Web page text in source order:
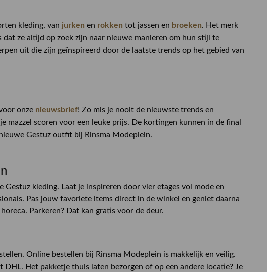
kleding, van jurken en rokken tot jassen en broeken. Het merk
dat ze altijd op zoek zijn naar nieuwe manieren om hun stijl te
uit die zijn geïnspireerd door de laatste trends op het gebied van
onze nieuwsbrief! Zo mis je nooit de nieuwste trends en
mazzel scoren voor een leuke prijs. De kortingen kunnen in de final
Gestuz outfit bij Rinsma Modeplein.
kleding. Laat je inspireren door vier etages vol mode en
Pas jouw favoriete items direct in de winkel en geniet daarna
Parkeren? Dat kan gratis voor de deur.
Online bestellen bij Rinsma Modeplein is makkelijk en veilig.
Het pakketje thuis laten bezorgen of op een andere locatie? Je